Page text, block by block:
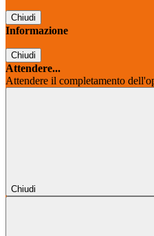
Chiudi
Informazione
Chiudi
Attendere...
Attendere il completamento
Chiudi